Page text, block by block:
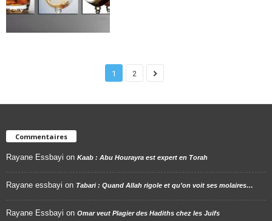
1 2
Commentaires
Rayane Essbayi on Kaab : Abu Hourayra est expert en Torah
Rayane essbayi on Tabari : Quand Allah rigole et qu’on voit ses molaires…
Rayane Essbayi on Omar veut Plagier des Hadiths chez les Juifs